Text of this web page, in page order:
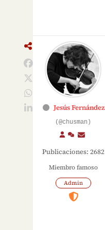
Jesús Fernández
(@chusman)
Publicaciones: 2682
Miembro famoso
Admin